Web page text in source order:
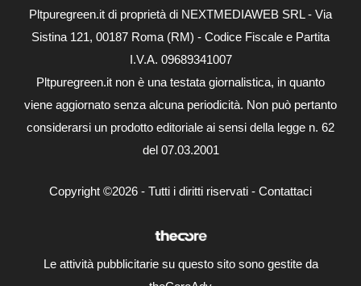
Pltpuregreen.it di proprietà di NEXTMEDIAWEB SRL - Via
Sistina 121, 00187 Roma (RM) - Codice Fiscale e Partita
I.V.A. 09689341007
Pltpuregreen.it non è una testata giornalistica, in quanto
viene aggiornato senza alcuna periodicità. Non può pertanto
considerarsi un prodotto editoriale ai sensi della legge n. 62
del 07.03.2001
Copyright ©2026 - Tutti i diritti riservati - Contattaci
Le attività pubblicitarie su questo sito sono gestite da